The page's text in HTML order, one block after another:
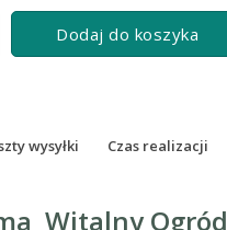
Dodaj do koszyka
wysyłki Czas realizacji
Witalny Ogród